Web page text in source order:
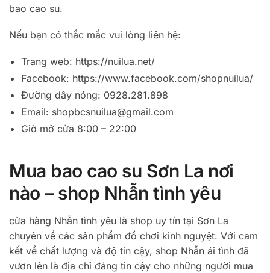
bao cao su.
Nếu bạn có thắc mắc vui lòng liên hệ:
Trang web: https://nuilua.net/
Facebook: https://www.facebook.com/shopnuilua/
Đường dây nóng: 0928.281.898
Email: shopbcsnuilua@gmail.com
Giờ mở cửa 8:00 – 22:00
Mua bao cao su Sơn La nơi
nào – shop Nhẫn tình yêu
cửa hàng Nhẫn tình yêu là shop uy tín tại Sơn La
chuyên về các sản phẩm đồ chơi kinh nguyệt. Với cam
kết về chất lượng và độ tin cậy, shop Nhẫn ái tình đã
vươn lên là địa chỉ đáng tin cậy cho những người mua